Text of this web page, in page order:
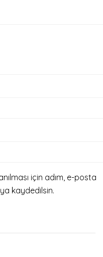
için adım, e-posta
kaydedilsin.